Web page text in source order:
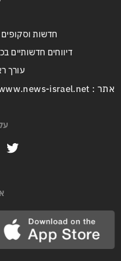
חדשות וסקופים
דיווחים חדשותיים
עורך
אתר : www.news-israel.net